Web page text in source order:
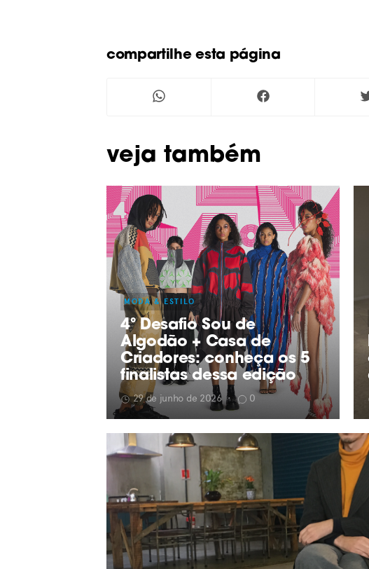
compartilhe esta página
Veja também
MODA & ESTILO
4º Desafio Sou de
Algodão + Casa de
Criadores: conheça os 5
finalistas dessa edição
29 de junho de 2026 • 0